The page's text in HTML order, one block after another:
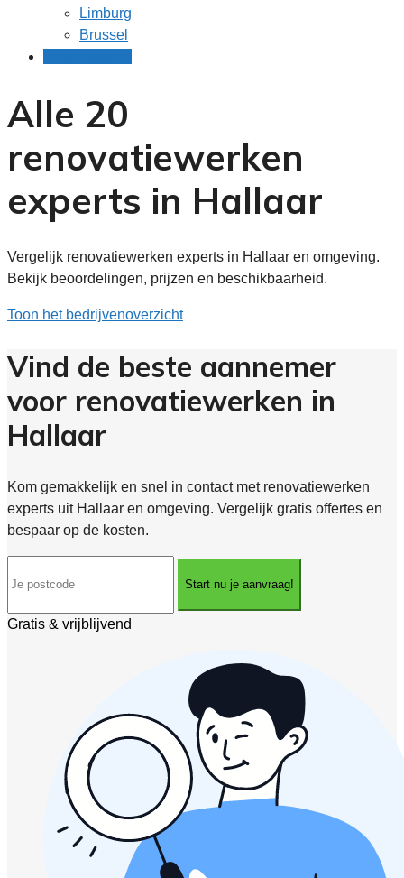
Limburg
Brussel
Alle 20
renovatiewerken
experts in Hallaar
Vergelijk renovatiewerken experts in Hallaar en omgeving.
Bekijk beoordelingen, prijzen en beschikbaarheid.
Toon het bedrijvenoverzicht
Vind de beste aannemer
voor renovatiewerken in
Hallaar
Kom gemakkelijk en snel in contact met renovatiewerken
experts uit Hallaar en omgeving. Vergelijk gratis offertes en
bespaar op de kosten.
Start nu je aanvraag!
Gratis & vrijblijvend